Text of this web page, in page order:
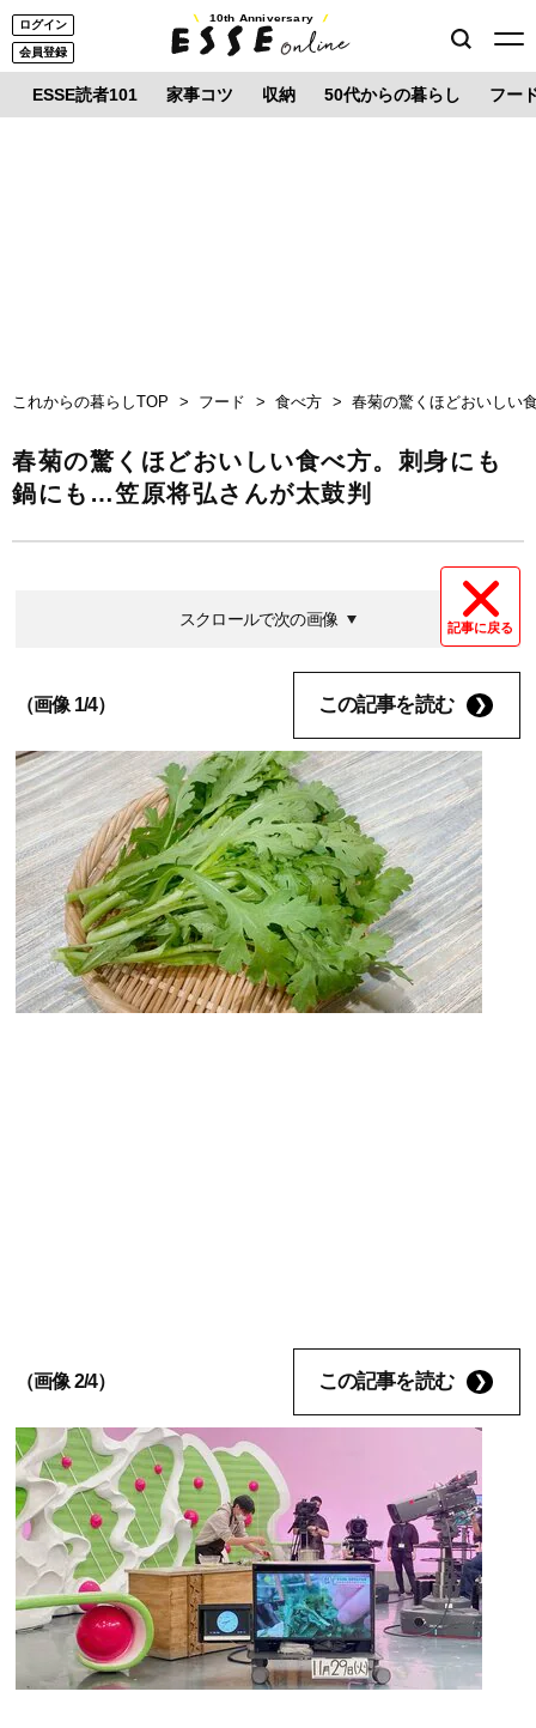
ログイン
会員登録
10th Anniversary
ESSE読者101 家事コツ 収納 50代からの暮らし フー
これからの暮らしTOP フード 食べ方 春菊の驚くほどおいしい
春菊の驚くほどおいしい食べ方。刺身にも
鍋にも…笠原将弘さんが太鼓判
記事に戻る
スクロールで次の画像
（画像 1/4） この記事を読む
（画像 2/4） この記事を読む